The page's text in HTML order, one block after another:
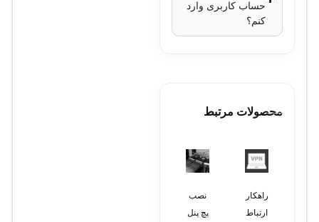
حساب کاربری وارد
کنم؟
محصولات مرتبط
راهکار
ارتباط
نصب
پچ پنل